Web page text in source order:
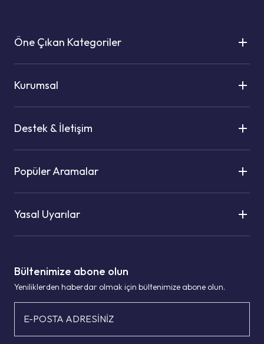
Bültenimize abone olun
Yeniliklerden haberdar olmak için bültenimize abone olun.
E-POSTA ADRESİNİZ
Öne Çıkan Kategoriler
Kurumsal
Destek & İletişim
Popüler Aramalar
Yasal Uyarılar